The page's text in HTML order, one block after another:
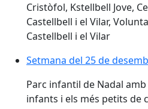
Cristòfol, Kstellbell Jove,
Castellbell i el Vilar,
Castellbell i el Vilar
Setmana del 25 de
Setmana del 25 de
Parc infantil de Nadal
infants i els més petits de